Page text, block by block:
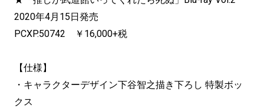
2020年4月15日発売
PCXP.50742 ￥16,000+税
【仕様】
・キャラクターデザイン下谷智之描き下ろし 特製ボッ
クス